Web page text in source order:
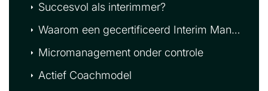
Succesvol als interimmer?
Waarom een gecertificeerd Interim Manager worden?
Micromanagement onder controle
Actief Coachmodel